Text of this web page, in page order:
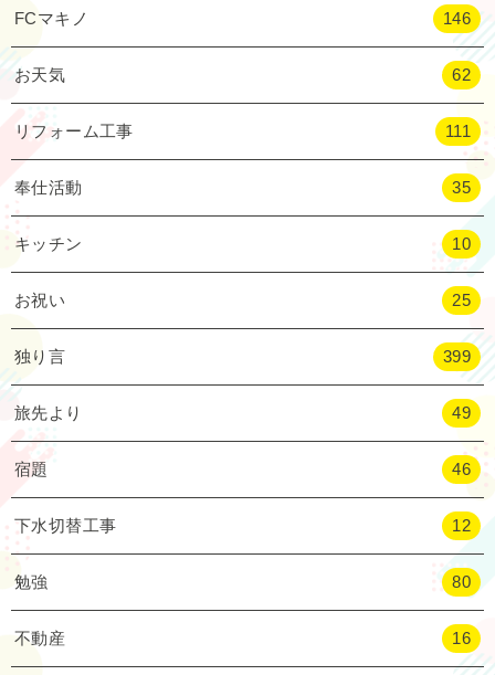
FCマキノ 146
お天気 62
リフォーム工事 111
奉仕活動 35
キッチン 10
お祝い 25
独り言 399
旅先より 49
宿題 46
下水切替工事 12
勉強 80
不動産 16